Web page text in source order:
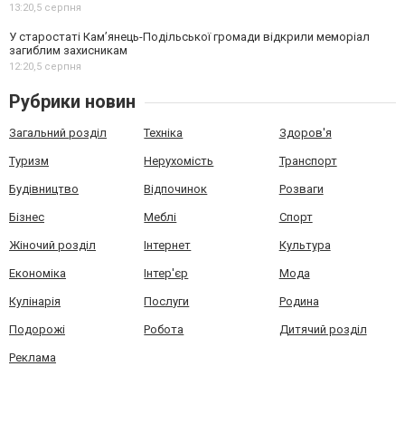
13:20,5 серпня
У старостаті Кам’янець-Подільської громади відкрили меморіал
загиблим захисникам
12:20,5 серпня
Рубрики новин
Загальний розділ Техніка Здоров'я
Туризм Нерухомість Транспорт
Будівництво Відпочинок Розваги
Бізнес Меблі Спорт
Жіночий розділ Інтернет Культура
Економіка Інтер'єр Мода
Кулінарія Послуги Родина
Подорожі Робота Дитячий розділ
Реклама